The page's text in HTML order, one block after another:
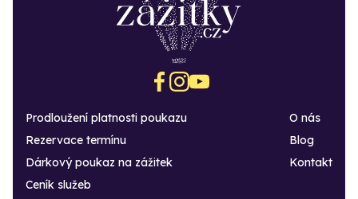
Prodloužení platnosti poukazu
Rezervace termínu
Dárkový poukaz na zážitek
O nás
Blog
Kontakt
Ceník služeb